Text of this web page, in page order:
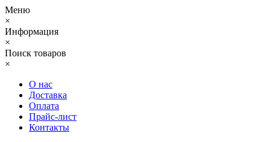
Меню
×
Информация
×
Поиск товаров
×
О нас
Доставка
Оплата
Прайс-лист
Контакты